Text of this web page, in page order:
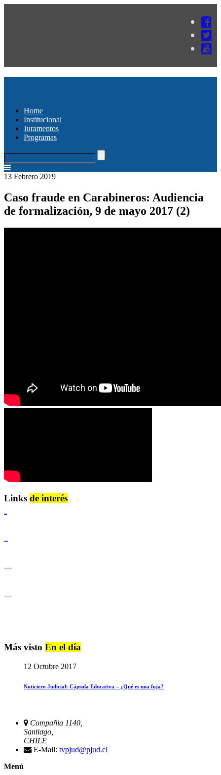
Home
Institucional
Juramentos
Programas
13 Febrero 2019
Caso fraude en Carabineros: Audiencia
de formalización, 9 de mayo 2017 (2)
Links de interés
Más visto En el día
12 Octubre 2017
Noticiero Judicial: Cápsula Educativa – ¿Qué es una foja?
Compañia 1140,
Santiago,
CHILE
E-Mail: tvpjud@pjud.cl
Menú